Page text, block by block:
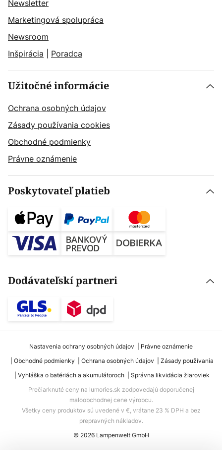
Newsletter
Marketingová spolupráca
Newsroom
Inšpirácia
Poradca
Užitočné informácie
Ochrana osobných údajov
Zásady používania cookies
Obchodné podmienky
Právne oznámenie
Poskytovateľ platieb
Dodávateľskí partneri
Nastavenia ochrany osobných údajov
Právne oznámenie
Obchodné podmienky
Ochrana osobných údajov
Zásady používania
Vyhláška o batériách a akumulátoroch
Správna likvidácia žiaroviek
Prečiarknuté ceny na lumories.sk zodpovedajú doporučenej
maloobchodnej cene výrobcu.
Všetky ceny produktov sú uvedené v €, vrátane 23 % DPH a bez
prepravných nákladov.
© 2026 Lampenwelt GmbH